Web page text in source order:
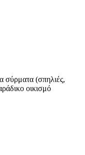
σύρματα (σπηλιές,
οικισμό